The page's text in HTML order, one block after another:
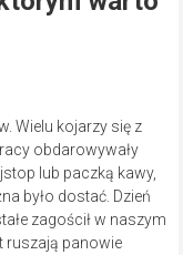
Wielu kojarzy się z
obdarowywały
lub paczką kawy,
było dostać. Dzień
zagościł w naszym
ruszają panowie